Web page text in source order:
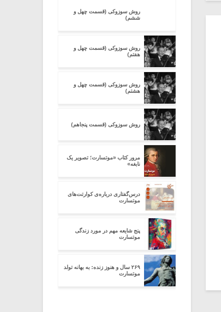
روش سوزوکی (قسمت چهل و
ششم)
روش سوزوکی (قسمت چهل و
هفتم)
روش سوزوکی (قسمت چهل و
هشتم)
روش سوزوکی (قسمت پنجاهم)
مرور کتاب «موتسارت؛ تصویر یک
نابغه»
درس‌گفتاری درباره‌ی کوارتت‌های
موتسارت
پنج شایعه مهم در مورد زندگی
موتسارت
۲۶۹ سال و هنوز زنده: به بهانه‌‌ تولد
موتسارت